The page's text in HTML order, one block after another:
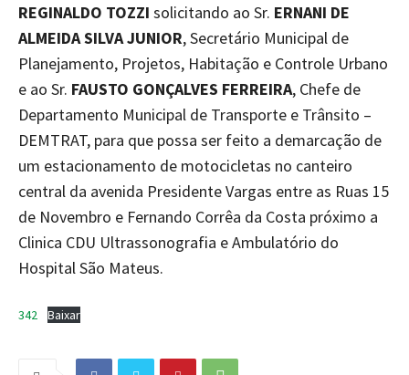
REGINALDO TOZZI solicitando ao Sr. ERNANI DE
ALMEIDA SILVA JUNIOR, Secretário Municipal de
Planejamento, Projetos, Habitação e Controle Urbano
e ao Sr. FAUSTO GONÇALVES FERREIRA, Chefe de
Departamento Municipal de Transporte e Trânsito –
DEMTRAT, para que possa ser feito a demarcação de
um estacionamento de motocicletas no canteiro
central da avenida Presidente Vargas entre as Ruas 15
de Novembro e Fernando Corrêa da Costa próximo a
Clinica CDU Ultrassonografia e Ambulatório do
Hospital São Mateus.
342 Baixar